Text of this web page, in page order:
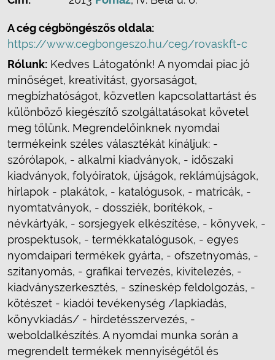
A cég cégböngészős oldala:
https://www.cegbongeszo.hu/ceg/rovaskft-c
Rólunk: Kedves Látogatónk! A nyomdai piac jó
minőséget, kreativitást, gyorsaságot,
megbízhatóságot, közvetlen kapcsolattartást és
különböző kiegészítő szolgáltatásokat követel
meg tőlünk. Megrendelőinknek nyomdai
termékeink széles választékát kínáljuk: -
szórólapok, - alkalmi kiadványok, - időszaki
kiadványok, folyóiratok, újságok, reklámújságok,
hírlapok - plakátok, - katalógusok, - matricák, -
nyomtatványok, - dossziék, borítékok, -
névkártyák, - sorsjegyek elkészítése, - könyvek, -
prospektusok, - termékkatalógusok, - egyes
nyomdaipari termékek gyárta, - ofszetnyomás, -
szitanyomás, - grafikai tervezés, kivitelezés, -
kiadványszerkesztés, - színeskép feldolgozás, -
kötészet - kiadói tevékenység /lapkiadás,
könyvkiadás/ - hirdetésszervezés, -
weboldalkészítés. A nyomdai munka során a
megrendelt termékek mennyiségétől és